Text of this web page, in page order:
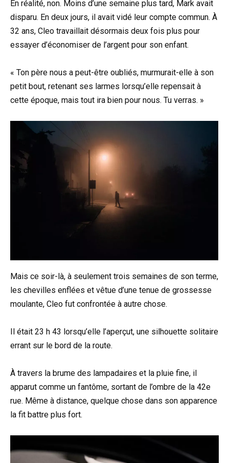
En réalité, non. Moins d’une semaine plus tard, Mark avait
disparu. En deux jours, il avait vidé leur compte commun. À
32 ans, Cleo travaillait désormais deux fois plus pour
essayer d’économiser de l’argent pour son enfant.
« Ton père nous a peut-être oubliés, murmurait-elle à son
petit bout, retenant ses larmes lorsqu’elle repensait à
cette époque, mais tout ira bien pour nous. Tu verras. »
Mais ce soir-là, à seulement trois semaines de son terme,
les chevilles enflées et vêtue d’une tenue de grossesse
moulante, Cleo fut confrontée à autre chose.
Il était 23 h 43 lorsqu’elle l’aperçut, une silhouette solitaire
errant sur le bord de la route.
À travers la brume des lampadaires et la pluie fine, il
apparut comme un fantôme, sortant de l’ombre de la 42e
rue. Même à distance, quelque chose dans son apparence
la fit battre plus fort.